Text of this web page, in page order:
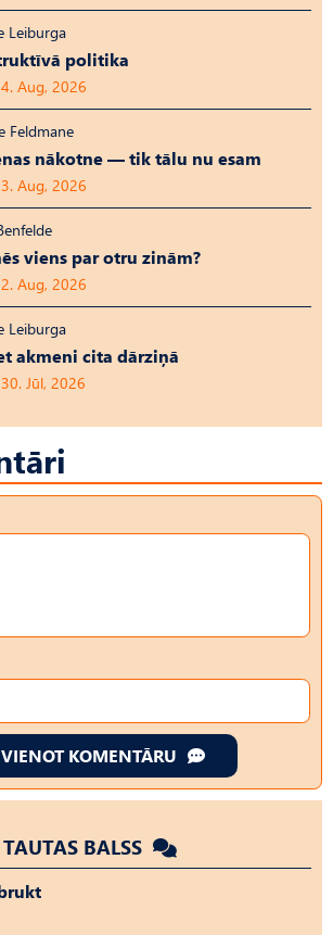
Leiburga
politika
Aug, 2026
Feldmane
nākotne — tik tālu nu esam
Aug, 2026
viens par otru zinām?
Aug, 2026
Leiburga
akmeni cita dārziņā
Jūl, 2026
KOMENTĀRU
TAUTAS BALSS